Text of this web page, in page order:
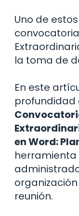
Uno de
la toma de
En este
profundidad
en Word:
herramienta
reunión.